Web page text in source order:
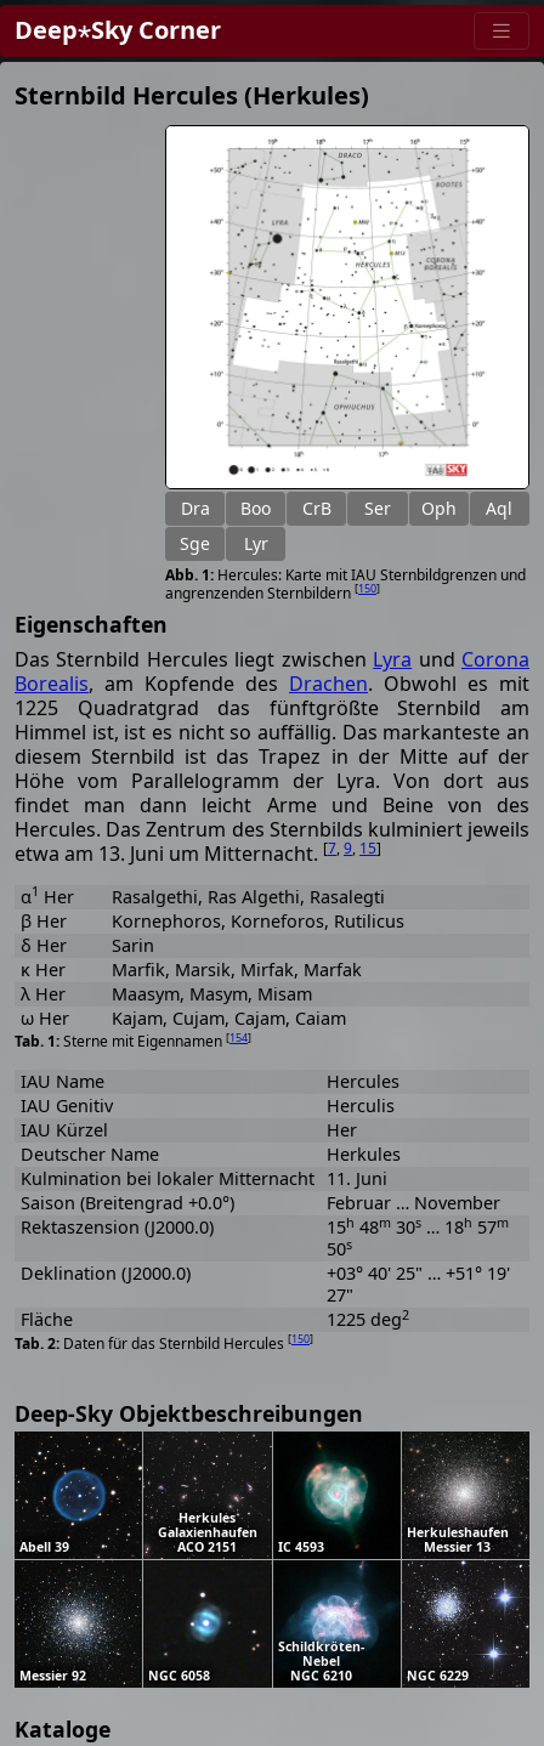
Deep⋆Sky Corner
Sternbild Hercules (Herkules)
Dra Boo CrB Ser Oph
Aql
Sge
Lyr
Hercules: Karte mit IAU Sternbildgrenzen und
angrenzenden Sternbildern [150]
Eigenschaften
Das Sternbild Hercules liegt zwischen Lyra und Corona
Borealis, am Kopfende des Drachen. Obwohl es mit
1225 Quadratgrad das fünftgrößte Sternbild am
Himmel ist, ist es nicht so auffällig. Das markanteste an
diesem Sternbild ist das Trapez in der Mitte auf der
Höhe vom Parallelogramm der Lyra. Von dort aus
findet man dann leicht Arme und Beine von des
Hercules. Das Zentrum des Sternbilds kulminiert jeweils
etwa am 13. Juni um Mitternacht. [7,9, 15]
Sterne mit Eigennamen [154]
α1 Her
Rasalgethi, Ras Algethi, Rasalegti
β Her
Kornephoros, Korneforos, Rutilicus
δ Her
Sarin
κ Her
Marfik, Marsik, Mirfak, Marfak
λ Her
Maasym, Masym, Misam
ω Her
Kajam, Cujam, Cajam, Caiam
Daten für das Sternbild Hercules [150]
IAU Name
Hercules
IAU Genitiv
Herculis
IAU Kürzel
Her
Deutscher Name
Herkules
Kulmination bei lokaler Mitternacht 11. Juni
Saison (Breitengrad +0.0°)
Februar … November
Rektaszension (J2000.0)
15h 48m30s… 18h 57m
50s
Deklination (J2000.0)
+03° 40' 25" … +51° 19'
27"
Fläche
1225 deg2
Deep-Sky Objektbeschreibungen
Abell 39
Herkules
Galaxienhaufen
ACO 2151
IC 4593
Herkuleshaufen
Messier 13
Messier 92 NGC 6058
Schildkröten-
Nebel
NGC 6210
NGC 6229
Kataloge